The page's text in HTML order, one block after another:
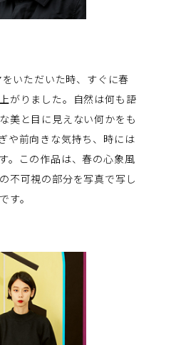
をいただいた時、すぐに春
がりました。自然は何も語
美と目に見えない何かをも
や前向きな気持ち、時には
。この作品は、春の心象風
不可視の部分を写真で写し
す。